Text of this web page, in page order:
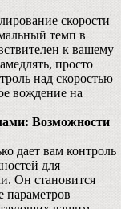
скорости
темп в
к вашему
просто
над скоростью
вождение на
Возможности
дает вам контроль
для
Он становится